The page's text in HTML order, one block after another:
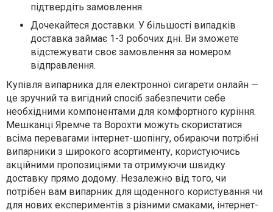
підтвердіть замовлення.
Дочекайтеся доставки. У більшості випадків
доставка займає 1-3 робочих дні. Ви зможете
відстежувати своє замовлення за номером
відправлення.
Купівля випарника для електронної сигарети онлайн —
це зручний та вигідний спосіб забезпечити себе
необхідними компонентами для комфортного куріння.
Мешканці Яремче та Ворохти можуть скористатися
всіма перевагами інтернет-шопінгу, обираючи потрібні
випарники з широкого асортименту, користуючись
акційними пропозиціями та отримуючи швидку
доставку прямо додому. Незалежно від того, чи
потрібен вам випарник для щоденного користування чи
для нових експериментів з різними смаками, інтернет-